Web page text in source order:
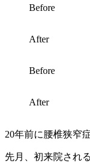
Before
After
Before
After
20年前に腰椎狭窄
先月、初来院され